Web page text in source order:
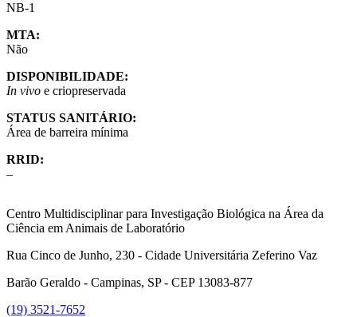
NB-1
MTA:
Não
DISPONIBILIDADE:
In vivo e criopreservada
STATUS SANITÁRIO:
Área de barreira mínima
RRID:
–
Centro Multidisciplinar para Investigação Biológica na Área da
Ciência em Animais de Laboratório
Rua Cinco de Junho, 230 - Cidade Universitária Zeferino Vaz
Barão Geraldo - Campinas, SP - CEP 13083-877
(19) 3521-7652